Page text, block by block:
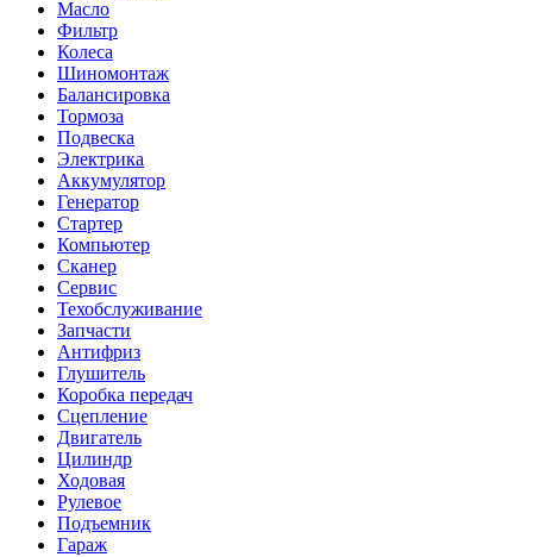
Масло
Фильтр
Колеса
Шиномонтаж
Балансировка
Тормоза
Подвеска
Электрика
Аккумулятор
Генератор
Стартер
Компьютер
Сканер
Сервис
Техобслуживание
Запчасти
Антифриз
Глушитель
Коробка передач
Сцепление
Двигатель
Цилиндр
Ходовая
Рулевое
Подъемник
Гараж